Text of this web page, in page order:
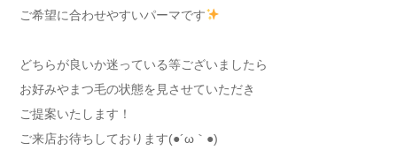
ご希望に合わせやすいパーマです
どちらが良いか迷っている等ございましたら
お好みやまつ毛の状態を見させていただき
ご提案いたします！
ご来店お待ちしております(●´ω｀●)